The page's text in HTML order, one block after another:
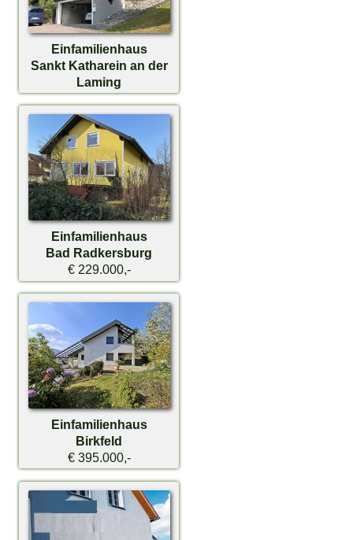
Einfamilienhaus
Sankt Katharein an der
Laming
€ 329.000,-
Einfamilienhaus
Bad Radkersburg
€ 229.000,-
Einfamilienhaus
Birkfeld
€ 395.000,-